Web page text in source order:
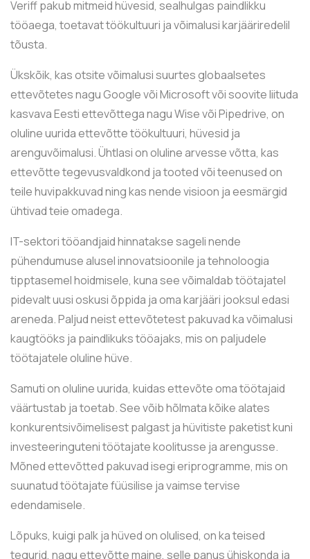
Veriff pakub mitmeid hüvesid, sealhulgas paindlikku
tööaega, toetavat töökultuuri ja võimalusi karjääriredelil
tõusta.
Ükskõik, kas otsite võimalusi suurtes globaalsetes
ettevõtetes nagu Google või Microsoft või soovite liituda
kasvava Eesti ettevõttega nagu Wise või Pipedrive, on
oluline uurida ettevõtte töökultuuri, hüvesid ja
arenguvõimalusi. Ühtlasi on oluline arvesse võtta, kas
ettevõtte tegevusvaldkond ja tooted või teenused on
teile huvipakkuvad ning kas nende visioon ja eesmärgid
ühtivad teie omadega.
IT-sektori tööandjaid hinnatakse sageli nende
pühendumuse alusel innovatsioonile ja tehnoloogia
tipptasemel hoidmisele, kuna see võimaldab töötajatel
pidevalt uusi oskusi õppida ja oma karjääri jooksul edasi
areneda. Paljud neist ettevõtetest pakuvad ka võimalusi
kaugtööks ja paindlikuks tööajaks, mis on paljudele
töötajatele oluline hüve.
Samuti on oluline uurida, kuidas ettevõte oma töötajaid
väärtustab ja toetab. See võib hõlmata kõike alates
konkurentsivõimelisest palgast ja hüvitiste paketist kuni
investeeringuteni töötajate koolitusse ja arengusse.
Mõned ettevõtted pakuvad isegi eriprogramme, mis on
suunatud töötajate füüsilise ja vaimse tervise
edendamisele.
Lõpuks, kuigi palk ja hüved on olulised, on ka teised
tegurid, nagu ettevõtte maine, selle panus ühiskonda ja